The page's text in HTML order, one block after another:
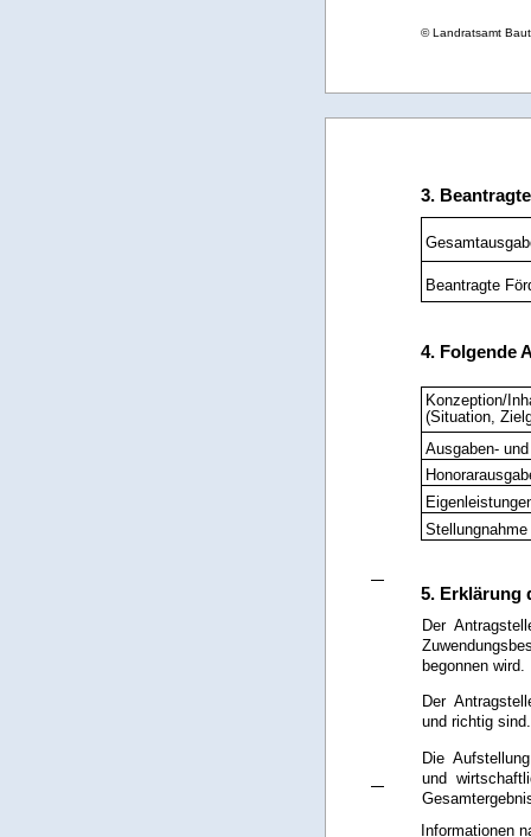
© Landratsamt
3.
Beantragte
4. Folgende
Konzeption/
(Situation,
Ausgaben-
5. Erklärung
Der
begonnen wird.
Der
und richtig
Die
und
Informationen